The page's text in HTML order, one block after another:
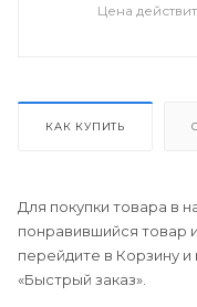
Цена
КАК КУПИТЬ
Для покупки товара в
понравившийся товар
перейдите в Корзину
«Быстрый заказ».